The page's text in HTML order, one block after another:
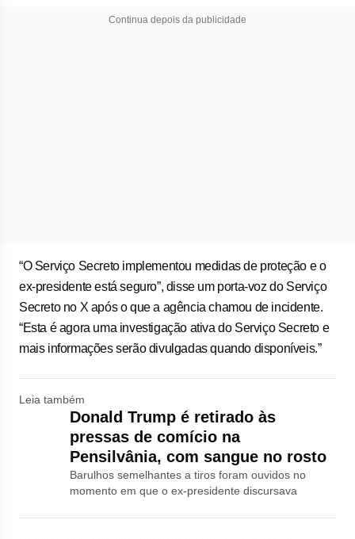
Continua depois da publicidade
“O Serviço Secreto implementou medidas de proteção e o
ex-presidente está seguro”, disse um porta-voz do Serviço
Secreto no X após o que a agência chamou de incidente.
“Esta é agora uma investigação ativa do Serviço Secreto e
mais informações serão divulgadas quando disponíveis.”
Leia também
Donald Trump é retirado às
pressas de comício na
Pensilvânia, com sangue no rosto
Barulhos semelhantes a tiros foram ouvidos no
momento em que o ex-presidente discursava